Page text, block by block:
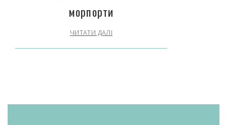
морпорти
ЧИТАТИ ДАЛІ